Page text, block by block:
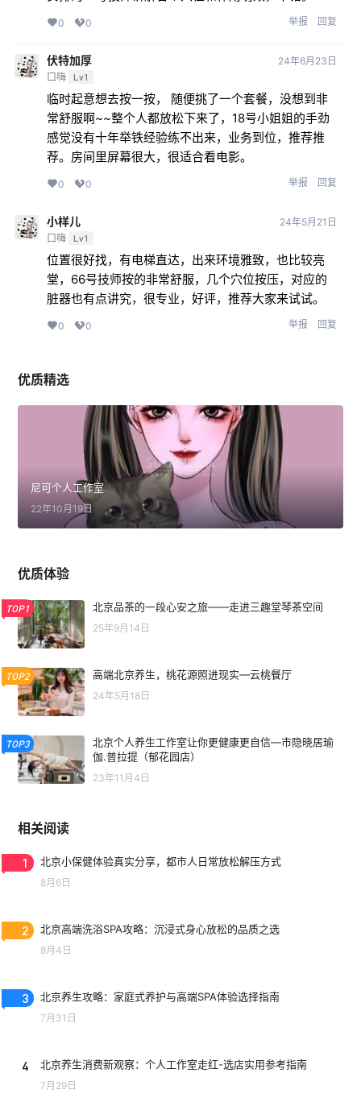
0 0 举报 回复
伏特加厚
口嗨 Lv1
24年6月23日
临时起意想去按一按， 随便挑了一个套餐，没想到非
常舒服啊~~整个人都放松下来了，18号小姐姐的手劲
感觉没有十年举铁经验练不出来，业务到位，推荐推
荐。房间里屏幕很大，很适合看电影。
0 0 举报 回复
小样儿
口嗨 Lv1
24年5月21日
位置很好找，有电梯直达，出来环境雅致，也比较亮
堂，66号技师按的非常舒服，几个穴位按压，对应的
脏器也有点讲究，很专业，好评，推荐大家来试试。
0 0 举报 回复
优质精选
尼可个人工作室
22年10月19日
优质体验
TOP1 北京品茶的一段心安之旅——走进三趣堂琴茶空间
25年9月14日
TOP2 高端北京养生，桃花源照进现实—云桃餐厅
24年5月18日
TOP3
北京个人养生工作室让你更健康更自信—市隐晓居瑜
伽.普拉提（郁花园店）
23年11月4日
相关阅读
1 北京小保健体验真实分享，都市人日常放松解压方式
8月6日
2 北京高端洗浴SPA攻略：沉浸式身心放松的品质之选
8月4日
3 北京养生攻略：家庭式养护与高端SPA体验选择指南
7月31日
4 北京养生消费新观察：个人工作室走红-选店实用参考指南
7月29日